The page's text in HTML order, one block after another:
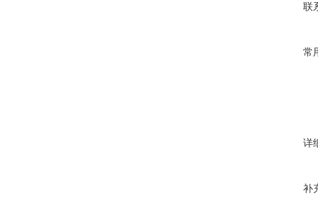
联
常
详
补